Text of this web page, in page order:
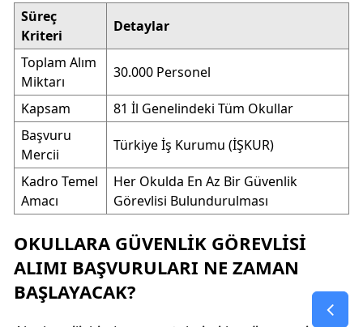
Süreç
Kriteri
Detaylar
Toplam Alım
Miktarı
30.000 Personel
Kapsam
81 İl Genelindeki Tüm Okullar
Başvuru
Mercii
Türkiye İş Kurumu (İŞKUR)
Kadro Temel
Amacı
Her Okulda En Az Bir Güvenlik
Görevlisi Bulundurulması
OKULLARA GÜVENLIK GÖREVLISI
ALIMI BAŞVURULARI NE ZAMAN
BAŞLAYACAK?